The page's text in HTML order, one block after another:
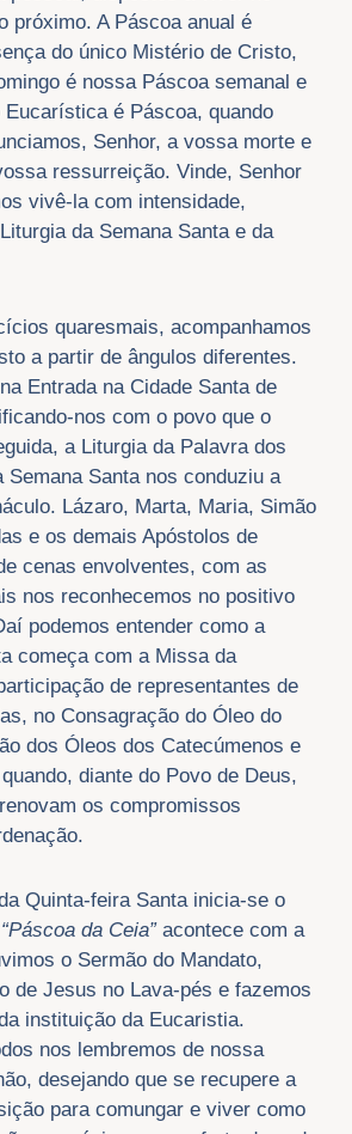
próximo. A Páscoa anual é
do único Mistério de Cristo,
é nossa Páscoa semanal e
é Páscoa, quando
Senhor, a vossa morte e
ressurreição. Vinde, Senhor
vivê-la com intensidade,
da Semana Santa e da
quaresmais, acompanhamos
a partir de ângulos diferentes.
Entrada na Cidade Santa de
nos com o povo que o
a Liturgia da Palavra dos
Semana Santa nos conduziu a
Lázaro, Marta, Maria, Simão
e os demais Apóstolos de
cenas envolventes, com as
nos reconhecemos no positivo
podemos entender como a
começa com a Missa da
de representantes de
no Consagração do Óleo do
dos Óleos dos Catecúmenos e
diante do Povo de Deus,
os compromissos
Quinta-feira Santa inicia-se o
“Páscoa da Ceia”acontece com a
o Sermão do Mandato,
de Jesus no Lava-pés e fazemos
instituição da Eucaristia.
nos lembremos de nossa
desejando que se recupere a
para comungar e viver como